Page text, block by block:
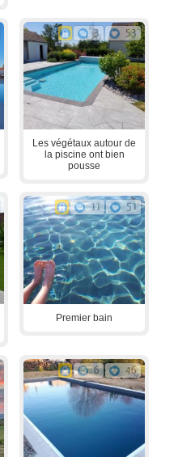
3 53
Les végétaux autour de
la piscine ont bien
pousse
11 51
Premier bain
6 46